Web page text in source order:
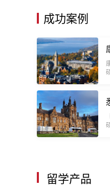
全额奖学金案例丰富。
本硕博各层级留学及签证
生及家长满意度高，口碑
常多。 一周时间不到，
斩获 JHU 硕士录取（学
中等）。
成功案例
留学产品